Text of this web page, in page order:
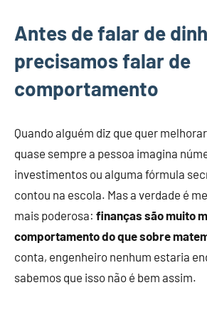
Antes de falar de
precisamos falar de
comportamento
Quando alguém diz que quer
quase sempre a pessoa imagina
investimentos ou alguma fórmula
contou na escola. Mas a verdade é
mais poderosa: finanças são muito
comportamento do que sobre
conta, engenheiro nenhum estaria
sabemos que isso não é bem assim.